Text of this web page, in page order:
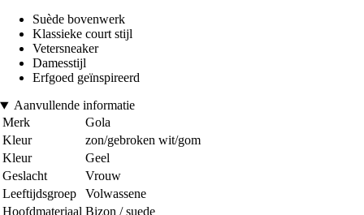
Suède bovenwerk
Klassieke court stijl
Vetersneaker
Damesstijl
Erfgoed geïnspireerd
Aanvullende informatie
Merk
Gola
Kleur
zon/gebroken wit/gom
Kleur
Geel
Geslacht
Vrouw
Leeftijdsgroep
Volwassene
Hoofdmateriaal Bizon / suede